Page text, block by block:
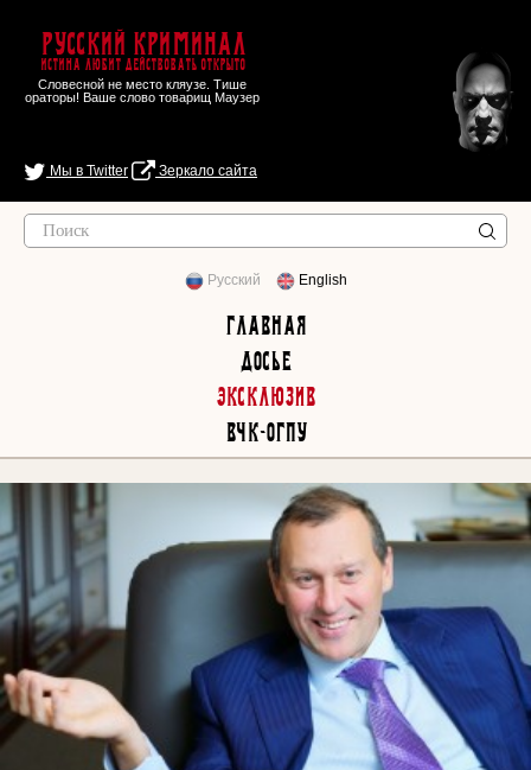
Русский Криминал
Истина любит действовать открыто
Словесной не место кляузе. Тише
ораторы! Ваше слово товарищ Маузер
Мы в Twitter Зеркало сайта
Русский English
Главная
Досье
Эксклюзив
ВЧК-ОГПУ